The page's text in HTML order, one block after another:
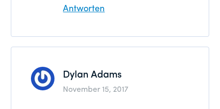
Antworten
Dylan Adams
November 15, 2017